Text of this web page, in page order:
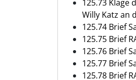
125.73 Klage
Willy Katz an
125.74 Brief
125.75 Brief
125.76 Brief
125.77 Brief
125.78 Brief